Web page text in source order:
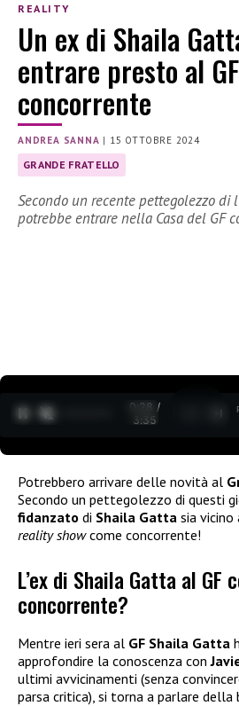
REALITY
Un ex di Shaila
entrare presto al
concorrente
ANDREA SANNA | 15 OTTOBRE 2024
GRANDE FRATELLO
Secondo un recente pettegolezzo di
potrebbe entrare nella Casa del GF
0:29 /
3:35
Potrebbero arrivare delle novità al
Secondo un pettegolezzo di questi
fidanzato di Shaila Gatta sia
reality showcome concorrente!
L’ex di Shaila Gatta al GF
concorrente?
Mentre ieri sera al GF Shaila Gatta
approfondire la conoscenza con
ultimi avvicinamenti (senza
parsa critica), si torna a parlare della